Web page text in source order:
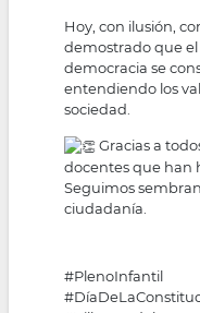
Hoy, con ilusión,
demostrado que
democracia se
entendiendo los
sociedad.
Gracias a
docentes que han
Seguimos
ciudadanía.
#PlenoInfantil